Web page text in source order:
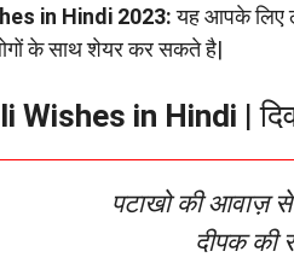
in Hindi 2023:यह आपके
के साथ शेयर कर सकते है|
Wishes in Hindi |
पटाखो की आवाज़ से
दीपक की